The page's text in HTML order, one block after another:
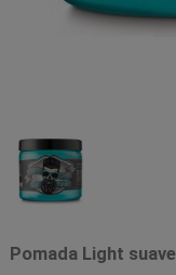
Pomada Light suave